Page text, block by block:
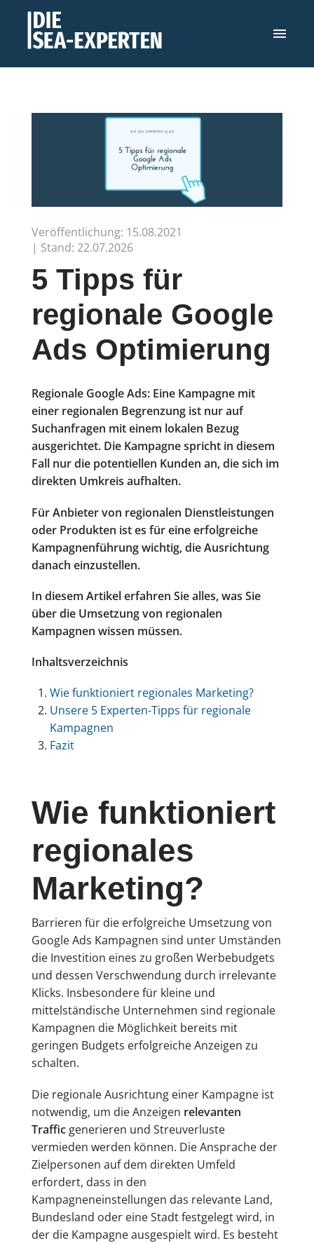
Veröffentlichung: 15.08.2021
| Stand: 22.07.2026
5 Tipps für
regionale Google
Ads Optimierung
Regionale Google Ads: Eine Kampagne mit
einer regionalen Begrenzung ist nur auf
Suchanfragen mit einem lokalen Bezug
ausgerichtet. Die Kampagne spricht in diesem
Fall nur die potentiellen Kunden an, die sich im
direkten Umkreis aufhalten.
Für Anbieter von regionalen Dienstleistungen
oder Produkten ist es für eine erfolgreiche
Kampagnenführung wichtig, die Ausrichtung
danach einzustellen.
In diesem Artikel erfahren Sie alles, was Sie
über die Umsetzung von regionalen
Kampagnen wissen müssen.
Inhaltsverzeichnis
Wie funktioniert regionales Marketing?
Unsere 5 Experten-Tipps für regionale
Kampagnen
Fazit
Wie funktioniert
regionales
Marketing?
Barrieren für die erfolgreiche Umsetzung von
Google Ads Kampagnen sind unter Umständen
die Investition eines zu großen Werbebudgets
und dessen Verschwendung durch irrelevante
Klicks. Insbesondere für kleine und
mittelständische Unternehmen sind regionale
Kampagnen die Möglichkeit bereits mit
geringen Budgets erfolgreiche Anzeigen zu
schalten.
Die regionale Ausrichtung einer Kampagne ist
notwendig, um die Anzeigen relevanten
Trafficgenerieren und Streuverluste
vermieden werden können. Die Ansprache der
Zielpersonen auf dem direkten Umfeld
erfordert, dass in den
Kampagneneinstellungen das relevante Land,
Bundesland oder eine Stadt festgelegt wird, in
der die Kampagne ausgespielt wird. Es besteht